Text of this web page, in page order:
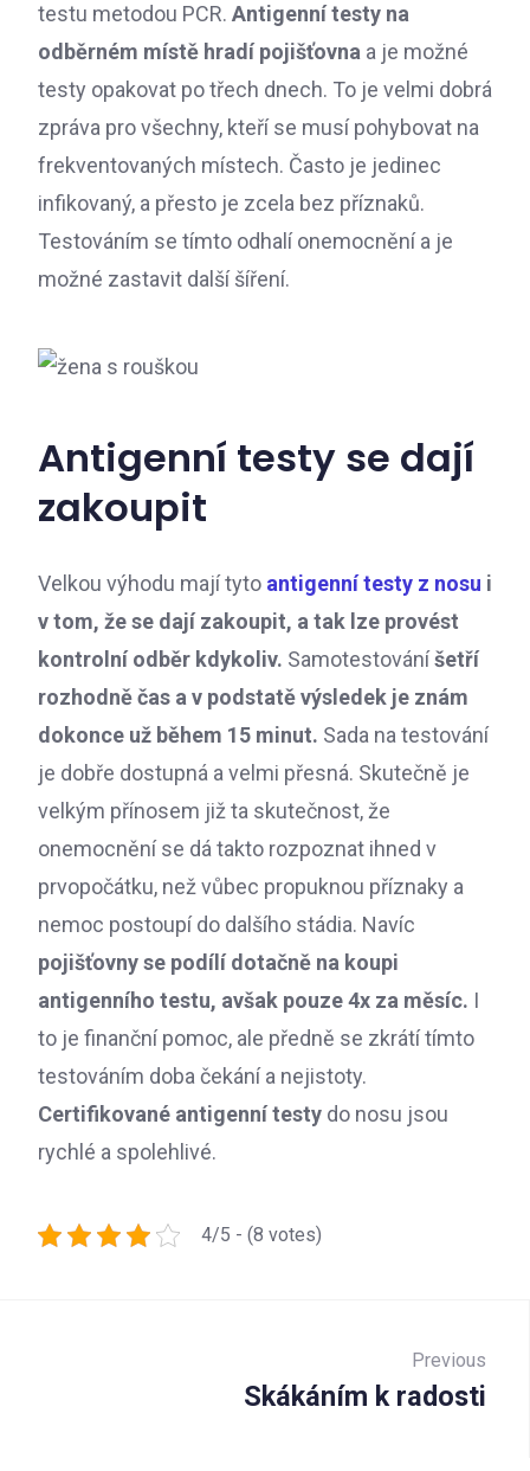
testu metodou PCR. Antigenní testy na
odběrném místě hradí pojišťovna a je možné
testy opakovat po třech dnech. To je velmi dobrá
zpráva pro všechny, kteří se musí pohybovat na
frekventovaných místech. Často je jedinec
infikovaný, a přesto je zcela bez příznaků.
Testováním se tímto odhalí onemocnění a je
možné zastavit další šíření.
Antigenní testy se dají
zakoupit
Velkou výhodu mají tyto antigenní testy z nosu i
v tom, že se dají zakoupit, a tak lze provést
kontrolní odběr kdykoliv. Samotestováníšetří
rozhodně čas a v podstatě výsledek je znám
dokonce už během 15 minut. Sada na testování
je dobře dostupná a velmi přesná. Skutečně je
velkým přínosem již ta skutečnost, že
onemocnění se dá takto rozpoznat ihned v
prvopočátku, než vůbec propuknou příznaky a
nemoc postoupí do dalšího stádia. Navíc
pojišťovny se podílí dotačně na koupi
antigenního testu, avšak pouze 4x za měsíc. I
to je finanční pomoc, ale předně se zkrátí tímto
testováním doba čekání a nejistoty.
Certifikované antigenní testydo nosu jsou
rychlé a spolehlivé.
4/5 - (8 votes)
Previous
Skákáním k radosti